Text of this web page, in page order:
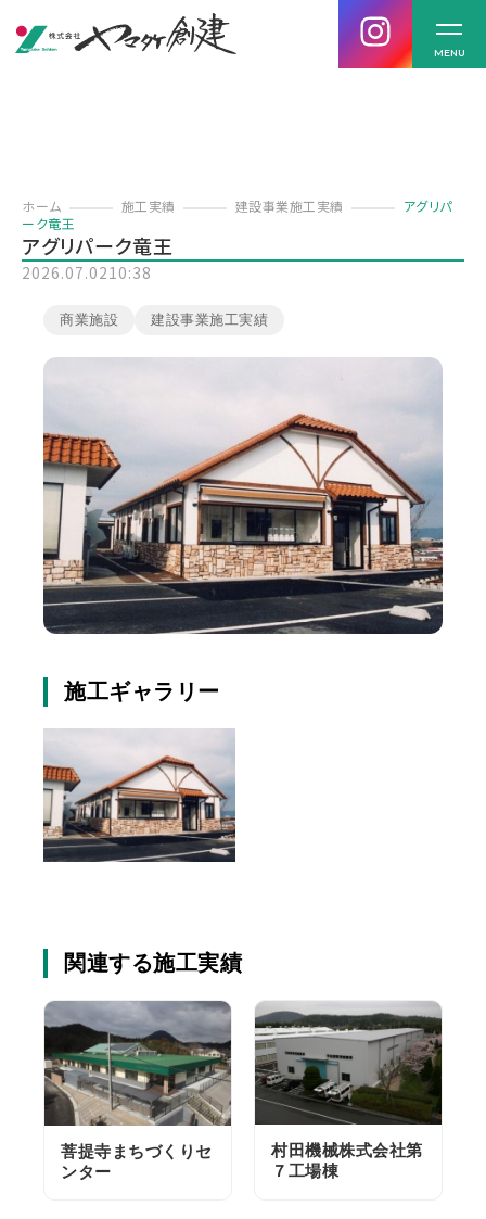
MENU
ホーム 施工実績 建設事業施工実績
アグリパ
ーク竜王
アグリパーク竜王
2026.07.0210:38
商業施設 建設事業施工実績
施工ギャラリー
関連する施工実績
菩提寺まちづくりセ
ンター
村田機械株式会社第
７工場棟